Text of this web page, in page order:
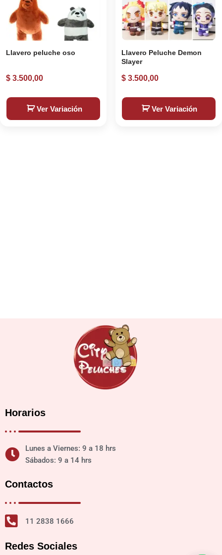
Llavero peluche oso
$ 3.500,00
Ver Variación
Llavero Peluche Demon
Slayer
$3.500,00
Ver Variación
Horarios
Lunes a Viernes: 9 a 18 hrs
Sábados: 9 a 14 hrs
Contactos
11 2838 1666
Redes Sociales